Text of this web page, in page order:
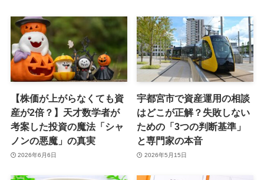
【株価が上がらなくても資
産が2倍？】天才数学者が
考案した投資の魔法「シャ
ノンの悪魔」の真実
2026年6月6日
宇都宮市で資産運用の相談
はどこが正解？失敗しない
ための「3つの判断基準」
と専門家の本音
2026年5月15日